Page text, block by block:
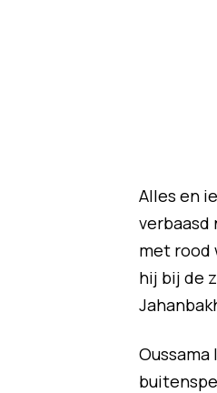
Alles en
verbaasd
met rood
hij bij de